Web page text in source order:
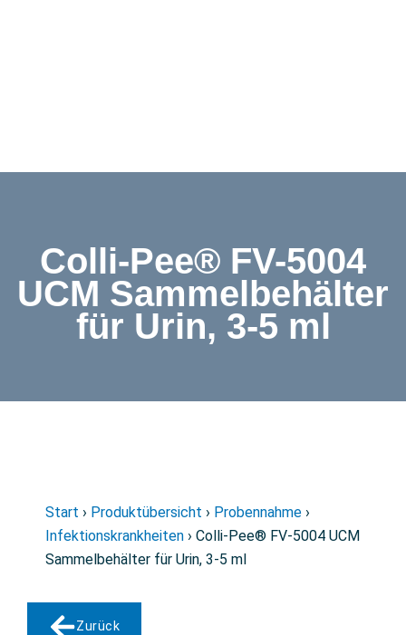
Colli-Pee® FV-5004
UCM Sammelbehälter
für Urin, 3-5 ml
Start › Produktübersicht › Probennahme ›
Infektionskrankheiten › Colli-Pee® FV-5004 UCM
Sammelbehälter für Urin, 3-5 ml
Zurück